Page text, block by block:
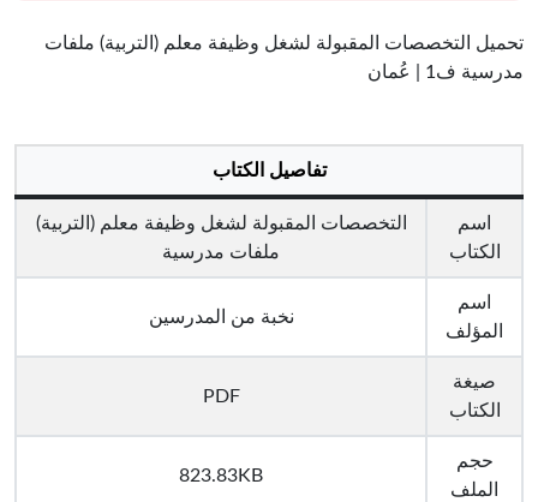
تحميل التخصصات المقبولة لشغل وظيفة معلم (التربية) ملفات
مدرسية ف1 | عُمان
تفاصيل الكتاب
اسم
الكتاب
التخصصات المقبولة لشغل وظيفة معلم (التربية)
ملفات مدرسية
اسم
المؤلف
نخبة من المدرسين
صيغة
الكتاب
PDF
حجم
الملف
823.83KB